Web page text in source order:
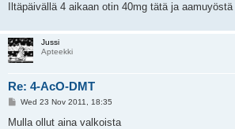
Iltäpäivällä 4 aikaan otin 40mg tätä ja
Jussi
Apteekki
Re: 4-AcO-DMT
P
s
Wed 23 Nov 2011, 18:35
Mulla ollut aina valkoista